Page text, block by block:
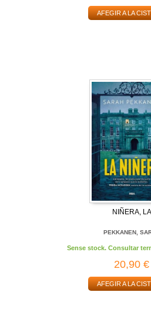
AFEGIR A LA
NIÑERA, LA
PEKKANEN,
Sense stock. Consultar
20,90 €
AFEGIR A LA